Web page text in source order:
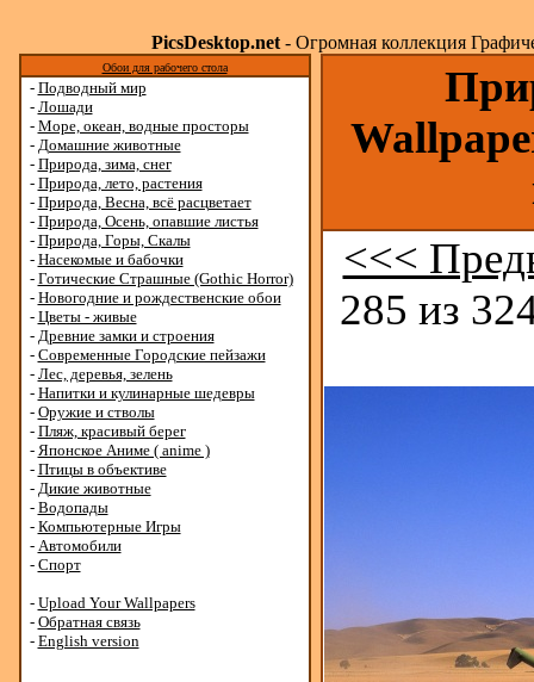
PicsDesktop.net- Огромная коллекция
Обои для рабочего стола
- Подводный мир
- Лошади
- Море, океан, водные просторы
- Домашние животные
- Природа, зима, снег
- Природа, лето, растения
- Природа, Весна, всё расцветает
- Природа, Осень, опавшие листья
- Природа, Горы, Скалы
- Насекомые и бабочки
- Готические Страшные (Gothic Horror)
- Новогодние и рождественские обои
- Цветы - живые
- Древние замки и строения
- Современные Городские пейзажи
- Лес, деревья, зелень
- Напитки и кулинарные шедевры
- Оружие и стволы
- Пляж, красивый берег
- Японское Аниме ( anime )
- Птицы в объективе
- Дикие животные
- Водопады
- Компьютерные Игры
- Автомобили
- Спорт
- Upload Your Wallpapers
- Обратная связь
- English version
<<<
285 из